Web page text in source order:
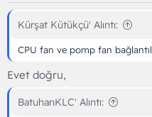
Kürşat Kütükçü' Alıntı:
CPU fan ve pomp fan
Evet doğru,
BatuhanKLC' Alıntı: